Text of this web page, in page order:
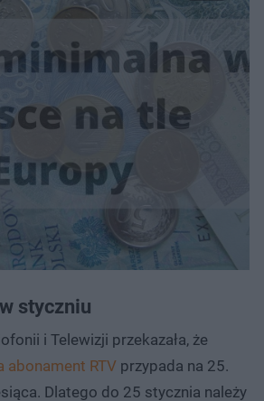
styczniu
i Telewizji przekazała, że
abonament RTV przypada na 25.
Dlatego do 25 stycznia należy